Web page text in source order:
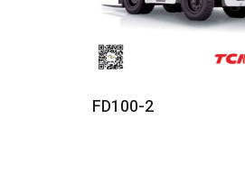
Read More
FD100-2